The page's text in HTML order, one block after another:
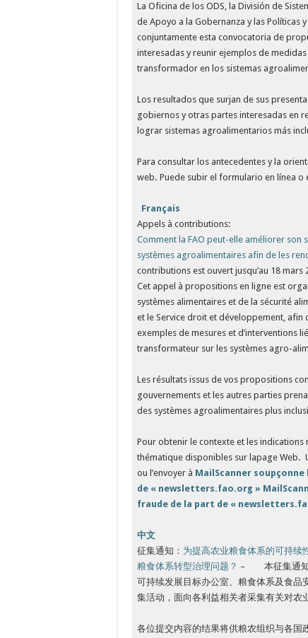
La Oficina de los ODS, la División de
de Apoyo a la Gobernanza y las Políticas
conjuntamente esta convocatoria de
interesadas y reunir ejemplos de
transformador en los sistemas
Los resultados que surjan de sus
gobiernos y otras partes interesadas en
lograr sistemas agroalimentarios más
Para consultar los antecedentes y la
web.Puede subir el formulario en línea
Français
Appels à contributions:
Comment la FAO peut-elle améliorer son
systèmes agroalimentaires afin de les
contributions est ouvert jusqu’au 18 mars
Cet appel à propositions en ligne est
systèmes alimentaires et de la sécurité
et le Service droit et développement,
exemples de mesures et d’interventions
transformateur sur les systèmes agro-
Les résultats issus de vos propositions
gouvernements et les autres parties
des systèmes agroalimentaires plus
Pour obtenir le contexte et les indications
thématique disponibles sur lapage Web.
ou l’envoyer à MailScanner
de « newsletters.fao.org »
fraude de la part de «
中文
征集通知： 为提高农业粮食体系的可持续
粮食体系转型治理问题？ – 本征集通知
可持续发展目标办公室、粮食体系及食品
集活动，面向各利益相关者采集有关对农
各位提交内容的结果将供粮农组织与各国